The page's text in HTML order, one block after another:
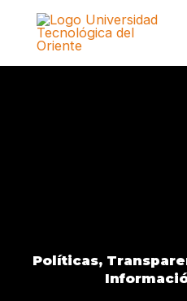
contenido
Políticas,